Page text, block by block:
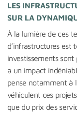
LES
SUR LA
À la lumière de ces
d’infrastructures est
investissements
a un impact
pense notamment à
véhiculent ces
que du prix des